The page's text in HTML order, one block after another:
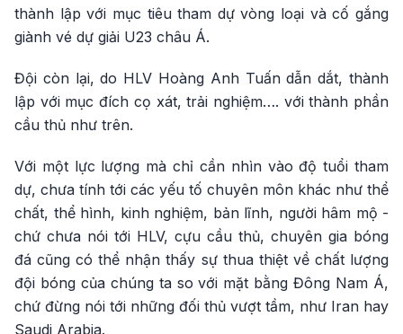
thành lập với mục tiêu tham dự vòng loại và cố gắng
giành vé dự giải U23 châu Á.
Đội còn lại, do HLV Hoàng Anh Tuấn dẫn dắt, thành
lập với mục đích cọ xát, trải nghiệm…. với thành phần
cầu thủ như trên.
Với một lực lượng mà chỉ cần nhìn vào độ tuổi tham
dự, chưa tính tới các yếu tố chuyên môn khác như thể
chất, thể hình, kinh nghiệm, bản lĩnh, người hâm mộ -
chứ chưa nói tới HLV, cựu cầu thủ, chuyên gia bóng
đá cũng có thể nhận thấy sự thua thiệt về chất lượng
đội bóng của chúng ta so với mặt bằng Đông Nam Á,
chứ đừng nói tới những đối thủ vượt tầm, như Iran hay
Saudi Arabia.